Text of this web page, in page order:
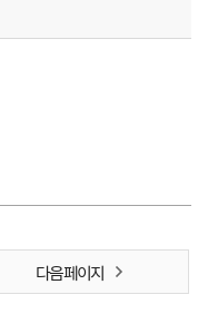
다음 페이지